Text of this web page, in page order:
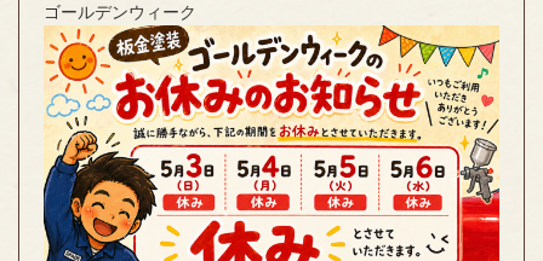
ゴールデンウィーク